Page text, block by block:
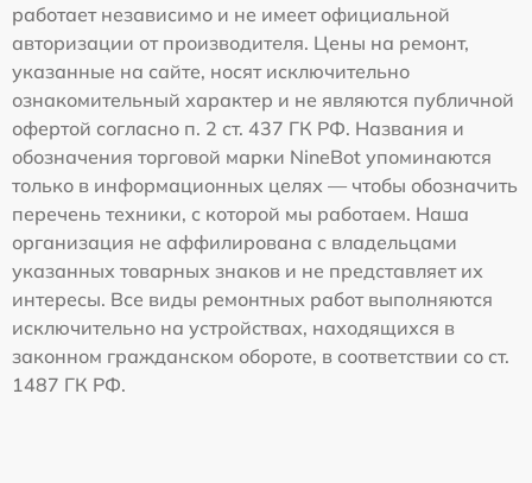
работает независимо и не имеет официальной
авторизации от производителя. Цены на ремонт,
указанные на сайте, носят исключительно
ознакомительный характер и не являются публичной
офертой согласно п. 2 ст. 437 ГК РФ. Названия и
обозначения торговой марки NineBot упоминаются
только в информационных целях — чтобы обозначить
перечень техники, с которой мы работаем. Наша
организация не аффилирована с владельцами
указанных товарных знаков и не представляет их
интересы. Все виды ремонтных работ выполняются
исключительно на устройствах, находящихся в
законном гражданском обороте, в соответствии со ст.
1487 ГК РФ.